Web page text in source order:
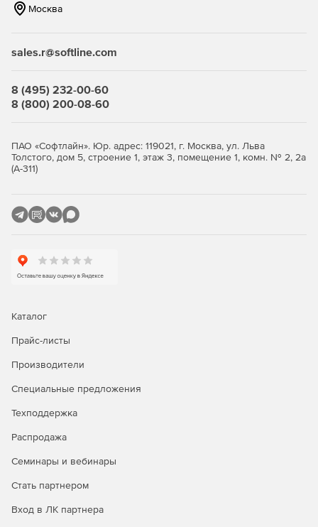
Москва
sales.r@softline.com
8 (495) 232-00-60
8 (800) 200-08-60
ПАО «Софтлайн». Юр. адрес: 119021, г. Москва, ул. Льва
Толстого, дом 5, строение 1, этаж 3, помещение 1, комн. № 2, 2а
(А-311)
Каталог
Прайс-листы
Производители
Специальные предложения
Техподдержка
Распродажа
Семинары и вебинары
Стать партнером
Вход в ЛК партнера